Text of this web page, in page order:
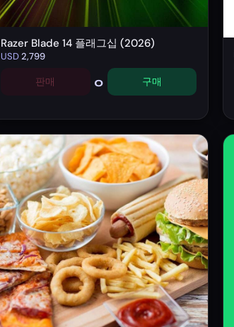
Razer Blade 14 플래그십 (2026)
USD2,799
판매 0 구매